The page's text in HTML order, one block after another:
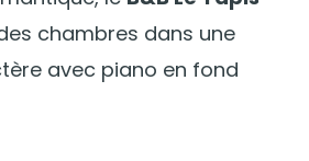
chambres dans une
avec piano en fond